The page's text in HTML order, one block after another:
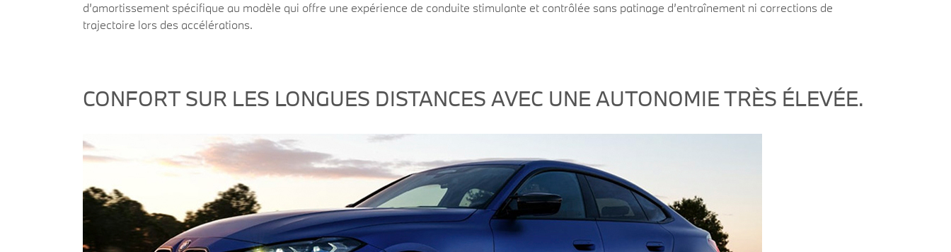
d’amortissement spécifique au modèle qui offre une expérience de conduite stimulante et contrôlée sans patinage d’entraînement ni corrections de
trajectoire lors des accélérations.
CONFORT SUR LES LONGUES DISTANCES AVEC UNE AUTONOMIE TRÈS ÉLEVÉE.